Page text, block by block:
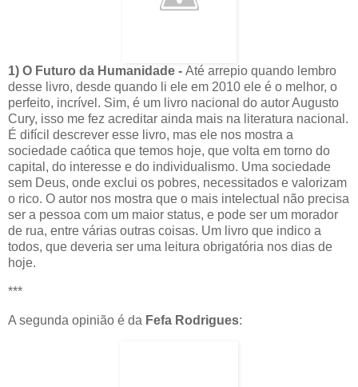
1) O Futuro da Humanidade - Até arrepio quando lembro
desse livro, desde quando li ele em 2010 ele é o melhor, o
perfeito, incrível. Sim, é um livro nacional do autor Augusto
Cury, isso me fez acreditar ainda mais na literatura nacional.
É difícil descrever esse livro, mas ele nos mostra a
sociedade caótica que temos hoje, que volta em torno do
capital, do interesse e do individualismo. Uma sociedade
sem Deus, onde exclui os pobres, necessitados e valorizam
o rico. O autor nos mostra que o mais intelectual não precisa
ser a pessoa com um maior status, e pode ser um morador
de rua, entre várias outras coisas. Um livro que indico a
todos, que deveria ser uma leitura obrigatória nos dias de
hoje.
***
A segunda opinião é da Fefa Rodrigues: